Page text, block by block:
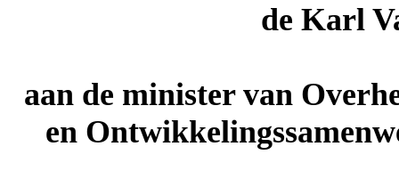
de Karl
aan de minister van
en